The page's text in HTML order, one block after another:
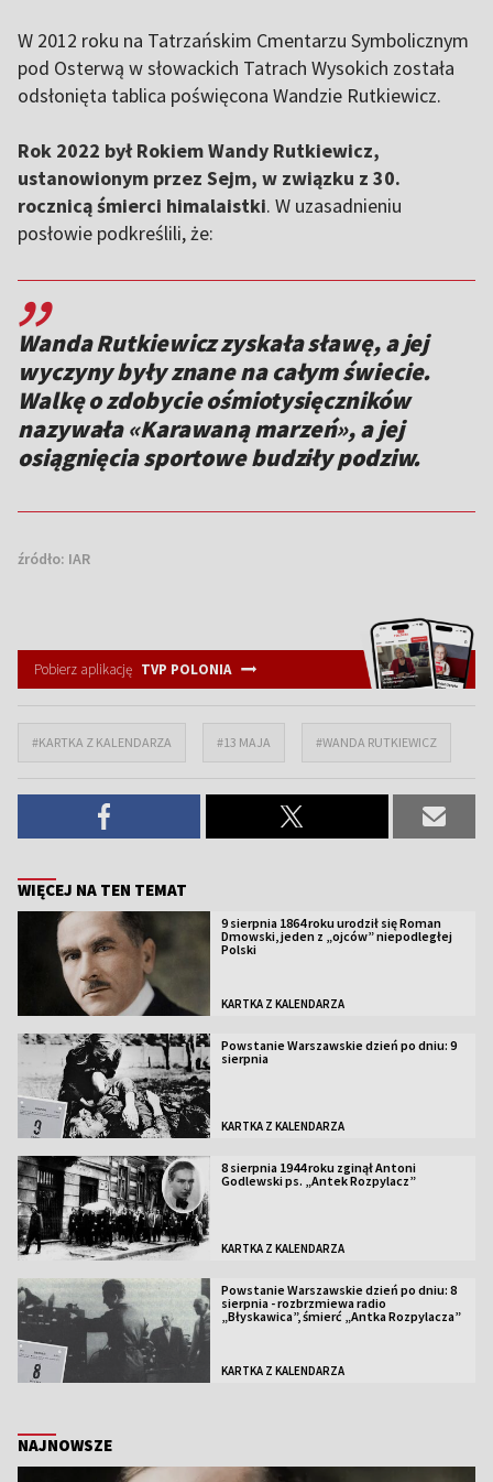
W 2012 roku na Tatrzańskim Cmentarzu Symbolicznym
pod Osterwą w słowackich Tatrach Wysokich została
odsłonięta tablica poświęcona Wandzie Rutkiewicz.
Rok 2022 był Rokiem Wandy Rutkiewicz,
ustanowionym przez Sejm, w związku z 30.
rocznicą śmierci himalaistki. W uzasadnieniu
posłowie podkreślili, że:
,,
Wanda Rutkiewicz zyskała sławę, a jej
wyczyny były znane na całym świecie.
Walkę o zdobycie ośmiotysięczników
nazywała «Karawaną marzeń», a jej
osiągnięcia sportowe budziły podziw.
źródło: IAR
Pobierz aplikację TVP POLONIA
#KARTKA Z KALENDARZA #13 MAJA #WANDA RUTKIEWICZ
WIĘCEJ NA TEN TEMAT
9 sierpnia 1864 roku urodził się Roman
Dmowski, jeden z „ojców” niepodległej
Polski
KARTKA Z KALENDARZA
Powstanie Warszawskie dzień po dniu: 9
sierpnia
KARTKA Z KALENDARZA
8 sierpnia 1944 roku zginął Antoni
Godlewski ps. „Antek Rozpylacz”
KARTKA Z KALENDARZA
Powstanie Warszawskie dzień po dniu: 8
sierpnia - rozbrzmiewa radio
„Błyskawica”, śmierć „Antka Rozpylacza”
KARTKA Z KALENDARZA
NAJNOWSZE